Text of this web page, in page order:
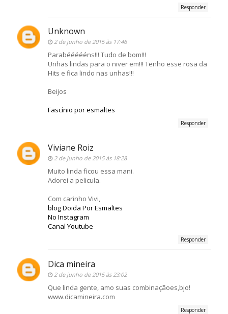
Responder
Unknown
2 de junho de 2015 às 17:46
Parabéééééns!!! Tudo de bom!!!
Unhas lindas para o niver em!!! Tenho esse rosa da
Hits e fica lindo nas unhas!!!
Beijos
Fascínio por esmaltes
Responder
Viviane Roiz
2 de junho de 2015 às 18:28
Muito linda ficou essa mani.
Adorei a pelicula.
Com carinho Vivi,
blog Doida Por Esmaltes
No Instagram
Canal Youtube
Responder
Dica mineira
2 de junho de 2015 às 23:02
Que linda gente, amo suas combinaçãoes,bjo!
www.dicamineira.com
Responder